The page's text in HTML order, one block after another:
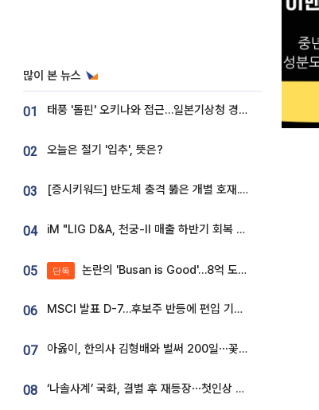
많이 본 뉴스
01 태풍 '돌핀' 오키나와 접근…일본기상청 경로 업데이트
02 오늘은 절기 '입추', 뜻은?
03 [증시키워드] 반도체 충격 뚫은 개별 호재...포스코퓨처엠·에코프로·한화솔루션 '눈길'
04 iM "LIG D&A, 천궁-II 매출 하반기 회복 전망…방산 톱픽 유지"
05 단독 논란의 'Busan is Good'…8억 도시브랜드, 용산 대통령실 CI 업체가 수행
06 MSCI 발표 D-7…후보주 반등에 편입 기대 재점화
07 아옳이, 한의사 김형배와 벌써 200일⋯꽃다발 들고 "프러포즈 아냐"
08 ‘나솔사계’ 국화, 결별 후 재등장⋯첫인상 투표 휩쓸고 ‘인기녀’ 등극